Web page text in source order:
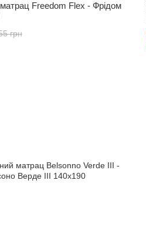
Freedom Flex - Фрідом
грн